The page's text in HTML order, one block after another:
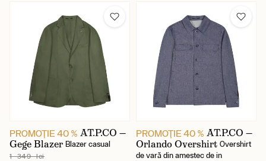
PROMOŢIE 40 % AT.P.CO —
Gege Blazer Blazer casual
1 349 lei
PROMOŢIE 40 % AT.P.CO —
Orlando Overshirt Overshirt
de vară din amestec de in